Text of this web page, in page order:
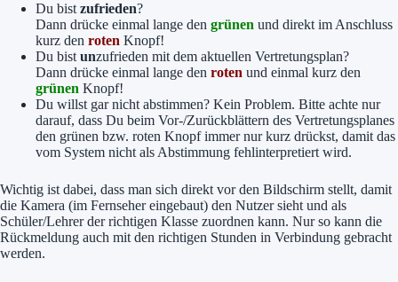
Du bist zufrieden?
Dann drücke einmal lange den grünen und direkt im Anschluss
kurz den roten Knopf!
Du bist unzufrieden mit dem aktuellen Vertretungsplan?
Dann drücke einmal lange den roten und einmal kurz den
grünen Knopf!
Du willst gar nicht abstimmen? Kein Problem. Bitte achte nur
darauf, dass Du beim Vor-/Zurückblättern des Vertretungsplanes
den grünen bzw. roten Knopf immer nur kurz drückst, damit das
vom System nicht als Abstimmung fehlinterpretiert wird.
Wichtig ist dabei, dass man sich direkt vor den Bildschirm stellt, damit
die Kamera (im Fernseher eingebaut) den Nutzer sieht und als
Schüler/Lehrer der richtigen Klasse zuordnen kann. Nur so kann die
Rückmeldung auch mit den richtigen Stunden in Verbindung gebracht
werden.